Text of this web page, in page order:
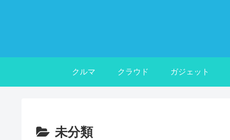
クルマ クラウド ガジェット
未分類